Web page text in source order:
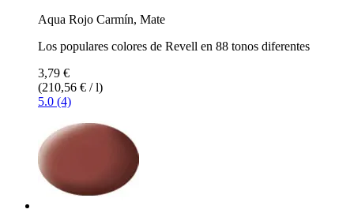
Aqua Rojo Carmín, Mate
Los populares colores de Revell en 88 tonos diferentes
3,79 €
(210,56 € / l)
5.0 (4)